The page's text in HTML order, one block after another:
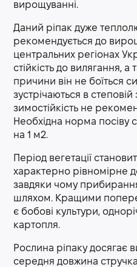
вирощуванні.
Даний ріпак дуже
рекомендується до
центральних регіонах
стійкість до вилягання, а
причини він не боїться
зустрічаються в
зимостійкість не
Необхідна норма посіву
на 1 м2.
Період вегетації
характерно рівномірне
завдяки чому
шляхом. Кращими
є бобові культури,
картопля.
Рослина ріпаку досягає
середня довжина